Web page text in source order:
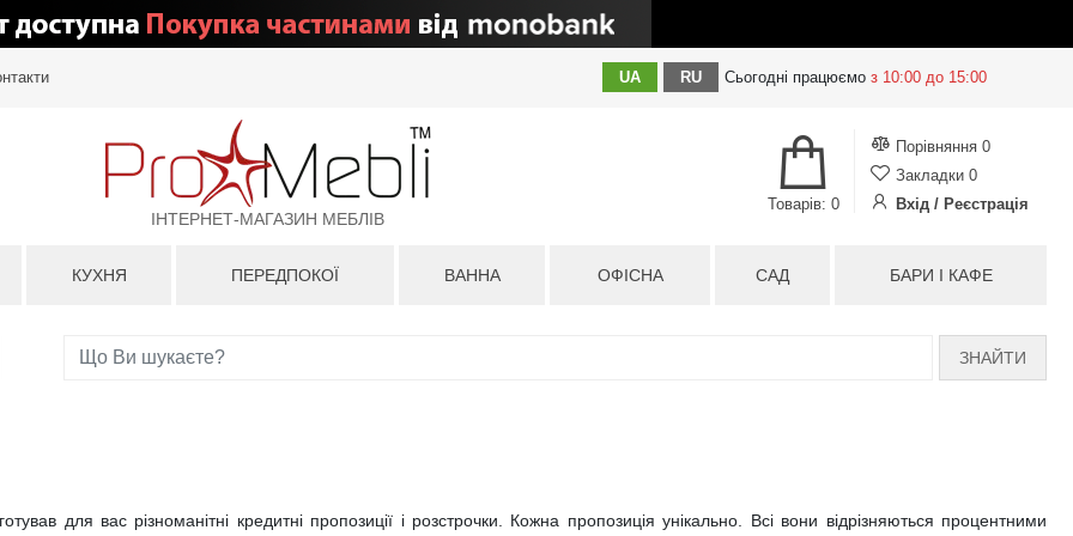
UA RU Сьогодні працюємо з 10:00 до 15:00
ІНТЕРНЕТ-МАГАЗИН МЕБЛІВ
Порівняння 0
Закладки 0
Вхід / Реєстрація
Товарів: 0
КУХНЯ ПЕРЕДПОКОЇ ВАННА ОФІСНА САД БАРИ І КАФЕ
ЗНАЙТИ
для вас різноманітні кредитні пропозиції і розстрочки. Кожна пропозиція унікально. Всі вони відрізняються процентними